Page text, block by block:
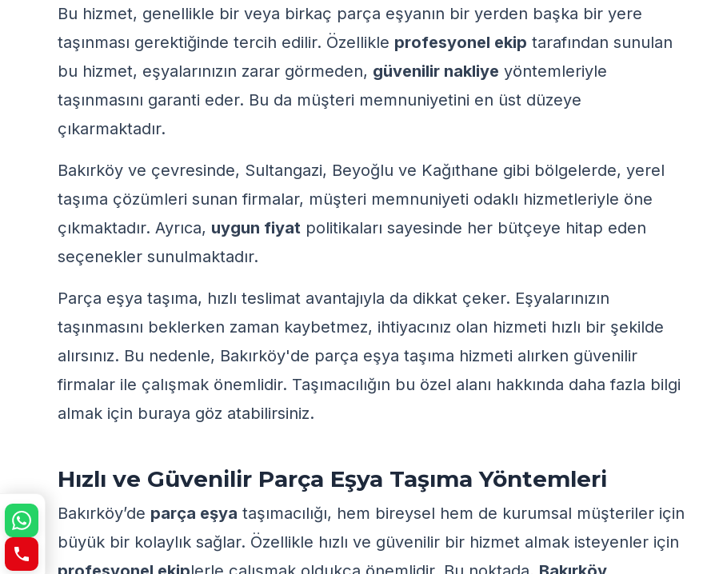
Bu hizmet, genellikle bir veya birkaç parça eşyanın bir yerden başka bir yere
taşınması gerektiğinde tercih edilir. Özellikle profesyonel ekip tarafından sunulan
bu hizmet, eşyalarınızın zarar görmeden, güvenilir nakliye yöntemleriyle
taşınmasını garanti eder. Bu da müşteri memnuniyetini en üst düzeye
çıkarmaktadır.
Bakırköy ve çevresinde, Sultangazi, Beyoğlu ve Kağıthane gibi bölgelerde, yerel
taşıma çözümleri sunan firmalar, müşteri memnuniyeti odaklı hizmetleriyle öne
çıkmaktadır. Ayrıca, uygun fiyat politikaları sayesinde her bütçeye hitap eden
seçenekler sunulmaktadır.
Parça eşya taşıma, hızlı teslimat avantajıyla da dikkat çeker. Eşyalarınızın
taşınmasını beklerken zaman kaybetmez, ihtiyacınız olan hizmeti hızlı bir şekilde
alırsınız. Bu nedenle, Bakırköy'de parça eşya taşıma hizmeti alırken güvenilir
firmalar ile çalışmak önemlidir. Taşımacılığın bu özel alanı hakkında daha fazla bilgi
almak için buraya göz atabilirsiniz.
Hızlı ve Güvenilir Parça Eşya Taşıma Yöntemleri
Bakırköy’de parça eşya taşımacılığı, hem bireysel hem de kurumsal müşteriler için
büyük bir kolaylık sağlar. Özellikle hızlı ve güvenilir bir hizmet almak isteyenler için